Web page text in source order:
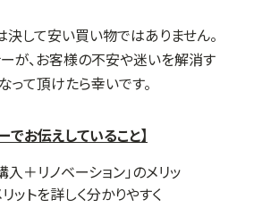
して安い買い物ではありません。
ーが、お客様の不安や迷いを解消す
って頂けたら幸いです。
でお伝えしていること】
入＋リノベーション」のメリッ
リットを詳しく分かりやすく